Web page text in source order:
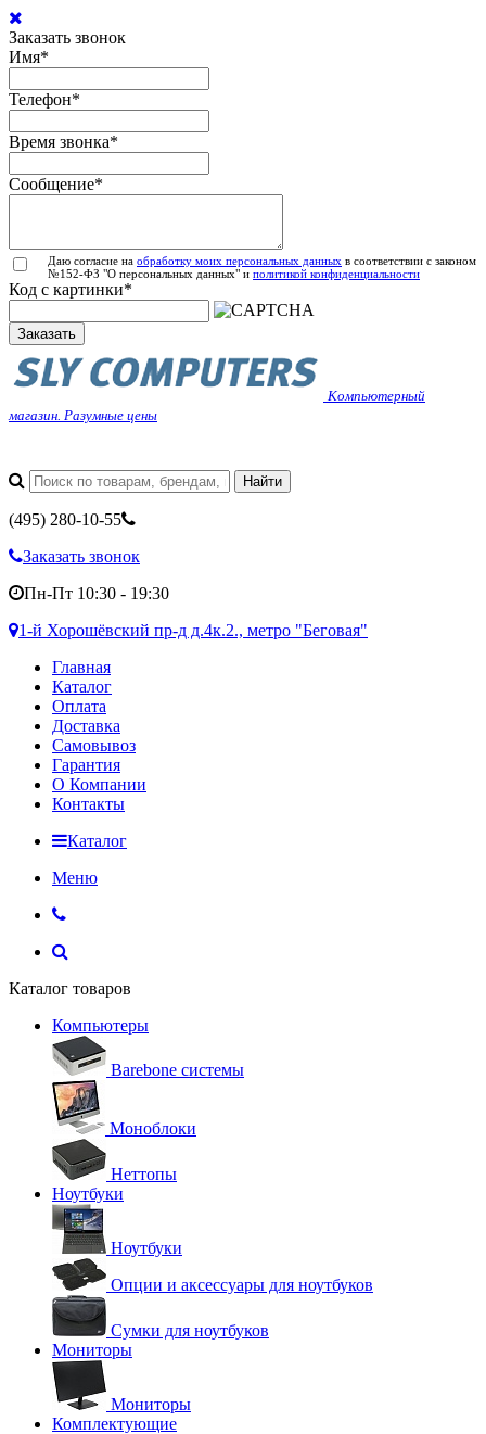
Заказать звонок
Имя*
Телефон*
Время звонка*
Сообщение*
Даю согласие на обработку моих персональных данных в соответствии с законом
№152-ФЗ "О персональных данных" и политикой конфиденциальности
Код с картинки*
Заказать
Компьютерный
магазин. Разумные цены
(495) 280-10-55
Заказать звонок
Пн-Пт 10:30 - 19:30
1-й Хорошёвский пр-д д.4к.2., метро "Беговая"
Главная
Каталог
Оплата
Доставка
Самовывоз
Гарантия
О Компании
Контакты
Каталог
Меню
Каталог товаров
Компьютеры
Barebone системы
Моноблоки
Неттопы
Ноутбуки
Ноутбуки
Опции и аксессуары для ноутбуков
Сумки для ноутбуков
Мониторы
Мониторы
Комплектующие